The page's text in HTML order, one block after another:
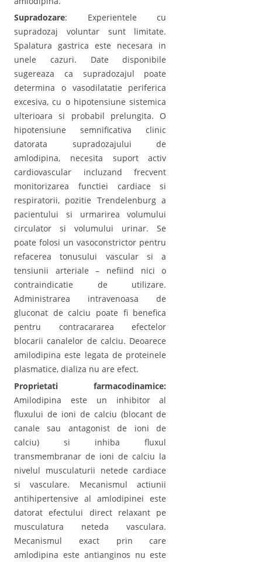
Supradozare: Experientele cu
supradozaj voluntar sunt limitate.
Spalatura gastrica este necesara in
unele cazuri. Date disponibile
sugereaza ca supradozajul poate
determina o vasodilatatie periferica
excesiva, cu o hipotensiune sistemica
ulterioara si probabil prelungita. O
hipotensiune semnificativa clinic
datorata supradozajului de
amlodipina, necesita suport activ
cardiovascular incluzand frecvent
monitorizarea functiei cardiace si
respiratorii, pozitie Trendelenburg a
pacientului si urmarirea volumului
circulator si volumului urinar. Se
poate folosi un vasoconstrictor pentru
refacerea tonusului vascular si a
tensiunii arteriale – nefiind nici o
contraindicatie de utilizare.
Administrarea intravenoasa de
gluconat de calciu poate fi benefica
pentru contracararea efectelor
blocarii canalelor de calciu. Deoarece
amilodipina este legata de proteinele
plasmatice, dializa nu are efect.
Proprietati farmacodinamice:
Amilodipina este un inhibitor al
fluxului de ioni de calciu (blocant de
canale sau antagonist de ioni de
calciu) si inhiba fluxul
transmembranar de ioni de calciu la
nivelul musculaturii netede cardiace
si vasculare. Mecanismul actiunii
antihipertensive al amlodipinei este
datorat efectului direct relaxant pe
musculatura neteda vasculara.
Mecanismul exact prin care
amlodipina este antianginos nu este